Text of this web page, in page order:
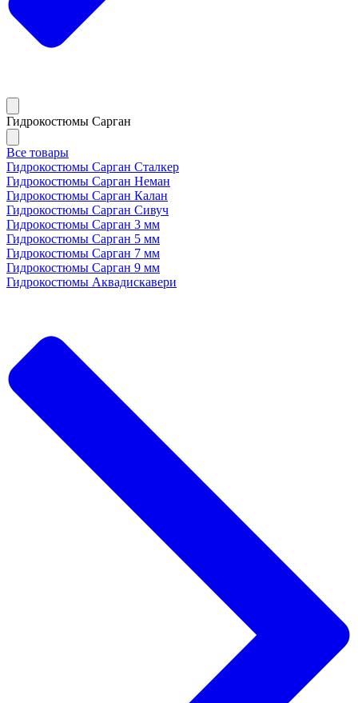
Гидрокостюмы Сарган
Все товары
Гидрокостюмы Сарган Сталкер
Гидрокостюмы Сарган Неман
Гидрокостюмы Сарган Калан
Гидрокостюмы Сарган Сивуч
Гидрокостюмы Сарган 3 мм
Гидрокостюмы Сарган 5 мм
Гидрокостюмы Сарган 7 мм
Гидрокостюмы Сарган 9 мм
Гидрокостюмы Аквадискавери